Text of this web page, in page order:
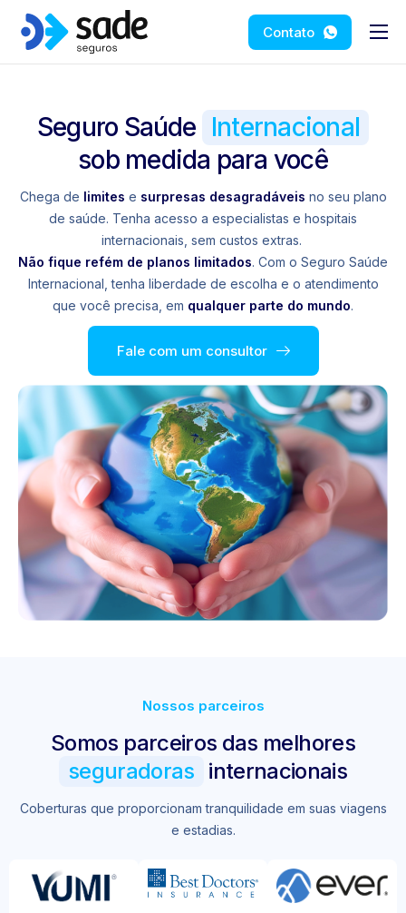
Início
Depoimentos
Contato
Seguro Saúde Internacional
sob medida para você
Chega de limites e surpresas desagradáveis no seu plano
de saúde. Tenha acesso a especialistas e hospitais
internacionais, sem custos extras.
Não fique refém de planos limitados. Com o Seguro Saúde
Internacional, tenha liberdade de escolha e o atendimento
que você precisa, em qualquer parte do mundo.
Fale com um consultor
Nossos parceiros
Somos parceiros das melhores
seguradoras internacionais
Coberturas que proporcionam tranquilidade em suas viagens
e estadias.